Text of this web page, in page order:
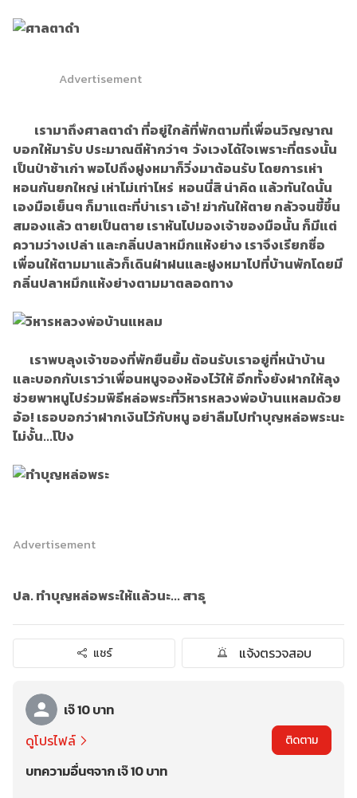
Advertisement
เรามาถึงศาลตาดำ ที่อยู่ใกล้ที่พักตามที่เพื่อนวิญญาณ
บอกให้มารับ ประมาณตีห้ากว่าๆ วังเวงได้ใจเพราะที่ตรงนั้น
เป็นป่าช้าเก่า พอไปถึงฝูงหมาก็วิ่งมาต้อนรับ โดยการเห่า
หอนกันยกใหญ่ เห่าไม่เท่าไหร่ หอนนี่สิ น่าคิด แล้วทันใดนั้น
เองมือเย็นๆ ก็มาแตะที่บ่าเรา เอ้า! ฆ่ากันให้ตาย กลัวจนขี้ขึ้น
สมองแล้ว ตายเป็นตาย เราหันไปมองเจ้าของมือนั้น ก็มีแต่
ความว่างเปล่า และกลิ่นปลาหมึกแห้งย่าง เราจึงเรียกชื่อ
เพื่อนให้ตามมาแล้วก็เดินฝ่าฝนและฝูงหมาไปที่บ้านพักโดยมี
กลิ่นปลาหมึกแห้งย่างตามมาตลอดทาง
เราพบลุงเจ้าของที่พักยืนยิ้ม ต้อนรับเราอยู่ที่หน้าบ้าน
และบอกกับเราว่าเพื่อนหนูจองห้องไว้ให้ อีกทั้งยังฝากให้ลุง
ช่วยพาหนูไปร่วมพิธีหล่อพระที่วิหารหลวงพ่อบ้านแหลมด้วย
อ้อ! เธอบอกว่าฝากเงินไว้กับหนู อย่าลืมไปทำบุญหล่อพระนะ
ไม่งั้น...โป้ง
Advertisement
ปล. ทำบุญหล่อพระให้แล้วนะ... สาธุ
แชร์ แจ้งตรวจสอบ
เจ๊ 10 บาท
ดูโปรไฟล์
ติดตาม
บทความอื่นๆจาก เจ๊ 10 บาท